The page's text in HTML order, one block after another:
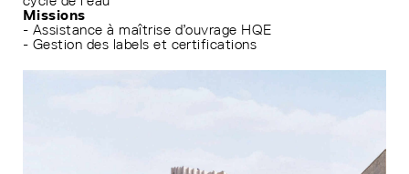
Missions
- Assistance à maîtrise d’ouvrage HQE
- Gestion des labels et certifications